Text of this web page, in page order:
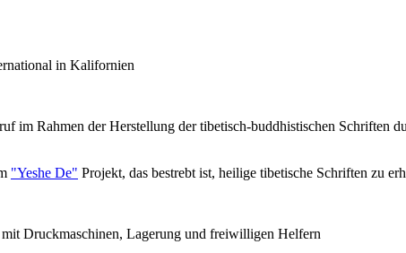
im Rahmen der Herstellung der tibetisch-buddhistischen Schriften
"Yeshe De" Projekt, das bestrebt ist, heilige tibetische Schriften zu